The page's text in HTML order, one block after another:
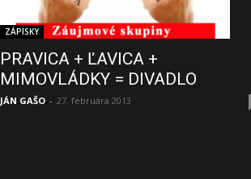
ZÁPISKY
PRAVICA + ĽAVICA +
MIMOVLÁDKY = DIVADLO
JÁN GAŠO - 27. februára 2013